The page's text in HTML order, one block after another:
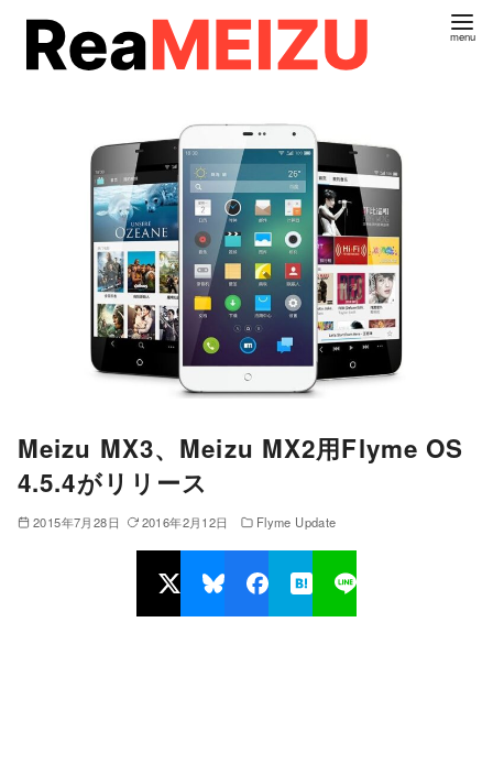
Meizu MX3、Meizu MX2用Flyme OS
4.5.4がリリース
2015年7月28日 2016年2月12日 Flyme Update